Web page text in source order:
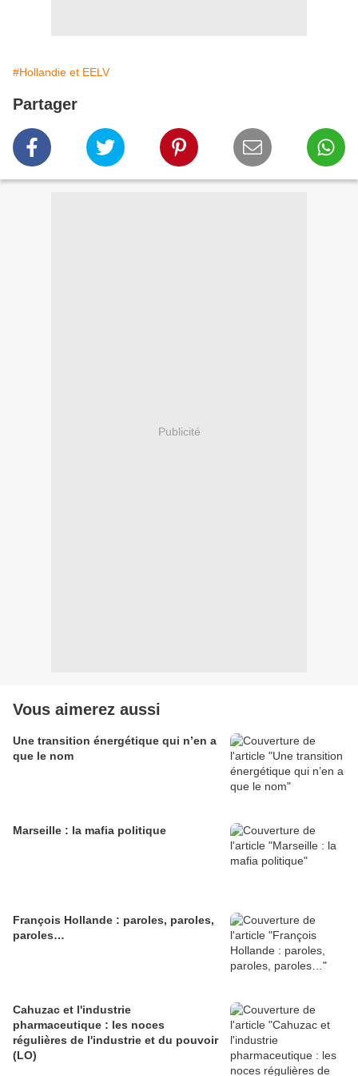
#Hollandie et EELV
Partager
Publicité
Vous aimerez aussi
Une transition énergétique qui n’en a
que le nom
Marseille : la mafia politique
François Hollande : paroles, paroles,
paroles…
Cahuzac et l'industrie
pharmaceutique : les noces
régulières de l'industrie et du pouvoir
(LO)